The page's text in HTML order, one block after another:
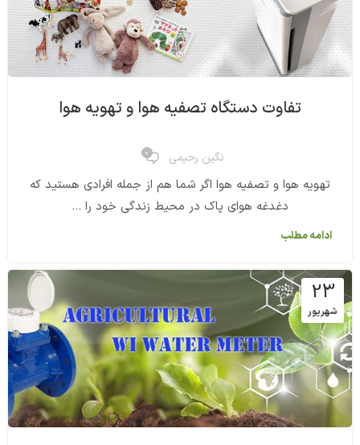
تفاوت دستگاه تصفیه هوا و تهویه هوا
نگین رحیمی 0
تهویه هوا و تصفیه هوا اگر شما هم از جمله افرادی هستید که
دغدغه هوای پاک در محیط زندگی خود را ...
ادامه مطلب
23
شهریور